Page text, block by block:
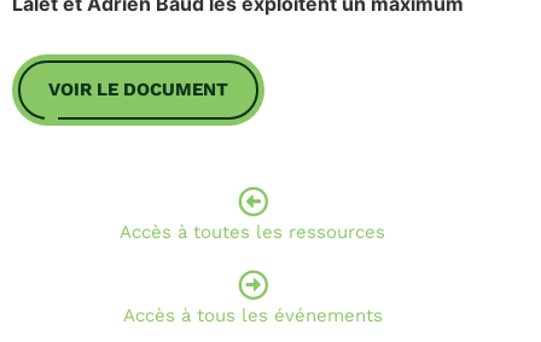
VOIR LE DOCUMENT
Accès à toutes les ressources
Accès à tous les événements